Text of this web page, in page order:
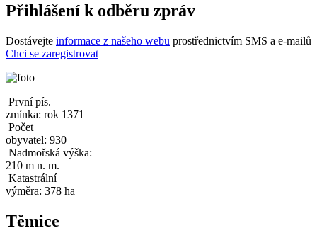
Přihlášení k odběru zpráv
Dostávejte informace z našeho webu prostřednictvím SMS a e-mailů
Chci se zaregistrovat
První pís.
zmínka: rok 1371
Počet
obyvatel: 930
Nadmořská výška:
210 m n. m.
Katastrální
výměra: 378 ha
Těmice